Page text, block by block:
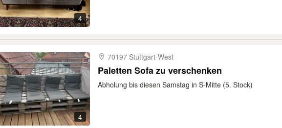
4
4
70197 Stuttgart-​West
Paletten Sofa zu verschenken
Abholung bis diesen Samstag in S-Mitte (5. Stock)